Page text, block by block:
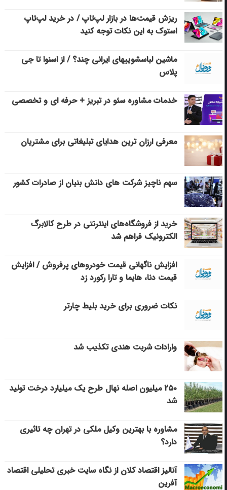
ریزش قیمت‌ها در بازار لپ‌تاپ / در خرید لپ‌تاپ
استوک به این نکات توجه کنید
ماشین لباسشویی‎های ایرانی چند؟ / از اسنوا تا جی
پلاس
خدمات مشاوره سئو در تبریز + حرفه ای و تخصصی
معرفی ارزان ترین هدایای تبلیغاتی برای مشتریان
سهم ناچیز شرکت های دانش بنیان از صادرات کشور
خرید از فروشگاه‌های اینترنتی در طرح کالابرگ
الکترونیک فراهم شد
افزایش ناگهانی قیمت خودروهای پرفروش / افزایش
قیمت دنا، هایما و تارا رکورد زد
نکات ضروری برای خرید بلیط چارتر
وارادات شربت هندی تکذیب شد
۲۵۰ میلیون اصله نهال طرح یک میلیارد درخت تولید
شد
مشاوره با بهترین وکیل ملکی در تهران چه تاثیری
دارد؟
آنالیز اقتصاد کلان از نگاه سایت خبری تحلیلی اقتصاد
آفرین